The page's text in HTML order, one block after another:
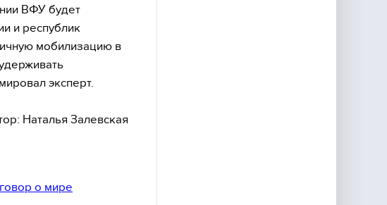
ВФУ будет
и республик
мобилизацию в
эксперт.
Наталья Залевская
о мире